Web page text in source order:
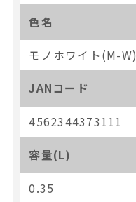
色名
モノホワイト(M-W)
JANコード
4562344373111
容量(L)
0.35